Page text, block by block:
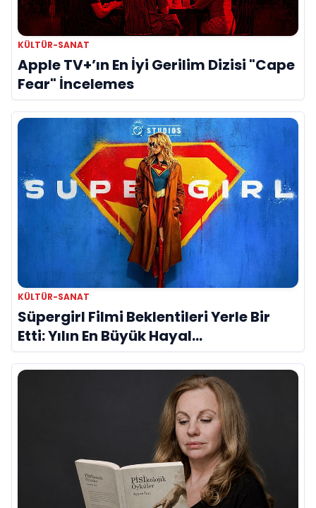
KÜLTÜR-SANAT
Apple TV+’ın En İyi Gerilim Dizisi "Cape
Fear" İncelemes
KÜLTÜR-SANAT
Süpergirl Filmi Beklentileri Yerle Bir
Etti: Yılın En Büyük Hayal
Kırıklıklarından Biri mi?